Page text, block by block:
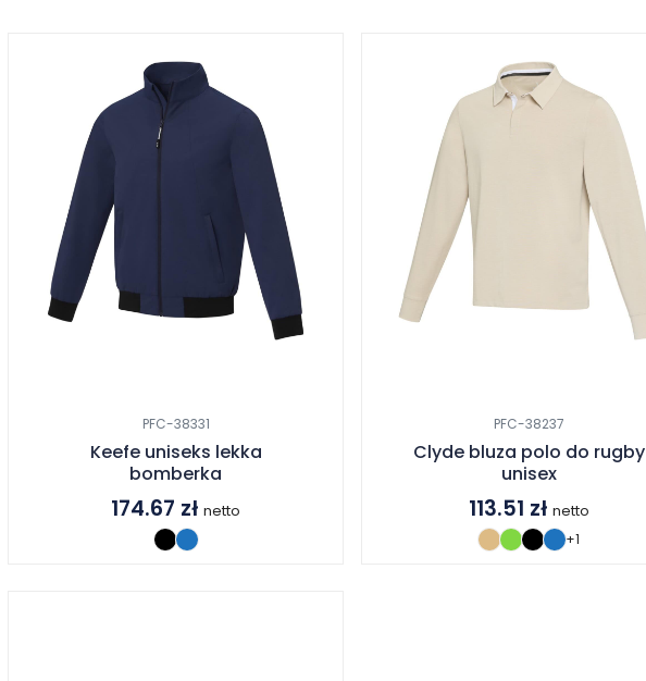
PFC-38331
Keefe uniseks lekka
bomberka
174.67 zł netto
PFC-38237
Clyde bluza polo do rugby
unisex
113.51 zł netto
+1